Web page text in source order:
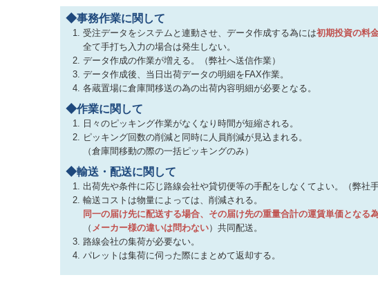
◆事務作業に関して
受注データをシステムと連動させ、データ作成する為には初期投資の料
全て手打ち入力の場合は発生しない。
データ作成の作業が増える。（弊社へ送信作業）
データ作成後、当日出荷データの明細をFAX作業。
各蔵置場に倉庫間移送の為の出荷内容明細が必要となる。
◆作業に関して
日々のピッキング作業がなくなり時間が短縮される。
ピッキング回数の削減と同時に人員削減が見込まれる。
（倉庫間移動の際の一括ピッキングのみ）
◆輸送・配送に関して
出荷先や条件に応じ路線会社や貸切便等の手配をしなくてよい。（弊社手
輸送コストは物量によっては、削減される。
同一の届け先に配送する場合、その届け先の重量合計の運賃単価となる
（ メーカー様の違いは問わない）共同配送。
路線会社の集荷が必要ない。
パレットは集荷に伺った際にまとめて返却する。